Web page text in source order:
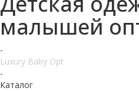
малышей
-
Luxury Baby Opt
-
Каталог